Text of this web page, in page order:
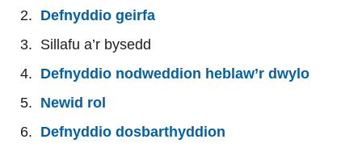
Defnyddio geirfa
Sillafu a’r bysedd
Defnyddio nodweddion heblaw’r dwylo
Newid rol
Defnyddio dosbarthyddion